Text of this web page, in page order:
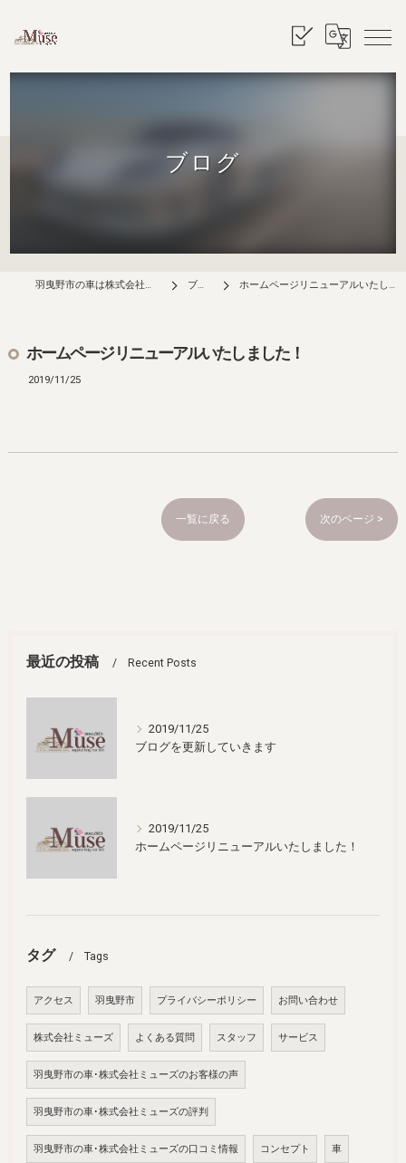
ブログ
羽曳野市の車は株式会社ミューズ ブログ ホームページリニューアルいたしました！
ホームページリニューアルいたしました！
2019/11/25
一覧に戻る 次のページ >
最近の投稿 Recent Posts
2019/11/25
ブログを更新していきます
2019/11/25
ホームページリニューアルいたしました！
タグ Tags
アクセス 羽曳野市 プライバシーポリシー お問い合わせ
株式会社ミューズ よくある質問 スタッフ サービス
羽曳野市の車･株式会社ミューズのお客様の声
羽曳野市の車･株式会社ミューズの評判
羽曳野市の車･株式会社ミューズの口コミ情報 コンセプト 車